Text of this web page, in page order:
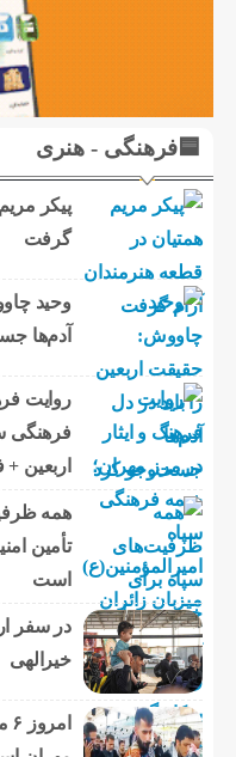
🟦فرهنگی - هنری
پیکر
گرفت
وحید
آدم‌ها
روایت
فرهنگی
اربعین +
همه
تأمین
است
در سفر
خیرالهی